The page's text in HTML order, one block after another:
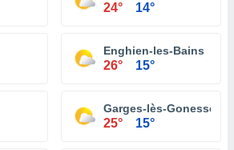
24° 14°
Enghien-les-Bains
26° 15°
Garges-lès-Gonesse
25° 15°